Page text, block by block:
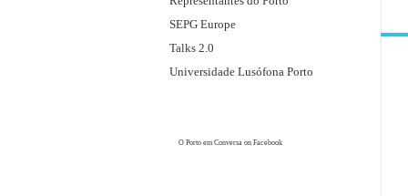
g
i
ã
SEPG Europe
Talks 2.0
Universidade Lusófona Porto
O Porto em Conversaon Facebook